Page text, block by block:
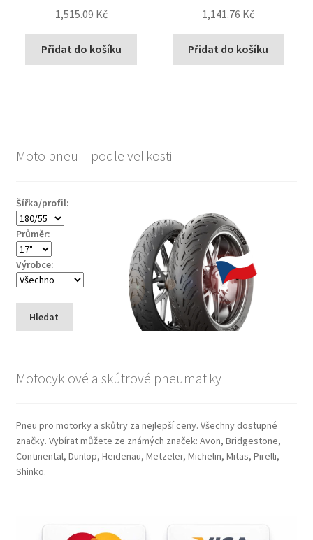
1,515.09 Kč
Přidat do košíku
1,141.76 Kč
Přidat do košíku
Moto pneu – podle velikosti
Šířka/profil:
Průměr:
Výrobce:
Hledat
Motocyklové a skútrové pneumatiky
Pneu pro motorky a skůtry za nejlepší ceny. Všechny dostupné
značky. Vybírat můžete ze známých značek: Avon, Bridgestone,
Continental, Dunlop, Heidenau, Metzeler, Michelin, Mitas, Pirelli,
Shinko.